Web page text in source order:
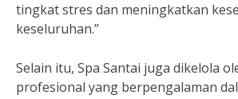
tingkat stres dan meningkatkan
keseluruhan.”
Selain itu, Spa Santai juga dikelola
profesional yang berpengalaman